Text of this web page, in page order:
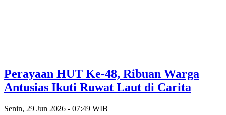
Perayaan HUT Ke-48, Ribuan Warga
Antusias Ikuti Ruwat Laut di Carita
Senin, 29 Jun 2026 - 07:49 WIB